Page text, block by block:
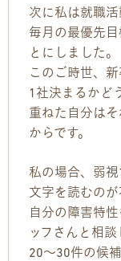
次に私は就職活
毎月の最優先
とにしました。
このご時世、
1社決まるかど
重ねた自分は
からです。
私の場合、弱
文字を読むのが
自分の障害特
ッフさんと相談
20〜30件の候